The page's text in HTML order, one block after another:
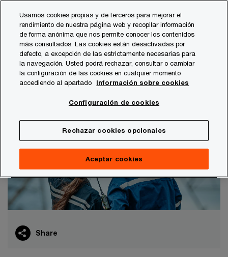
content
footer
Transacciones
actividad de M&A
Tendencias globales de la industria de
M&A: previsiones para 2023
Share
Usamos cookies propias y de terceros para mejorar el
rendimiento de nuestra página web y recopilar información
de forma anónima que nos permite conocer los contenidos
más consultados. Las cookies están desactivadas por
defecto, a excepción de las estrictamente necesarias para
la navegación. Usted podrá rechazar, consultar o cambiar
la configuración de las cookies en cualquier momento
accediendo al apartado
Información sobre cookies
Configuración de cookies
Rechazar cookies opcionales
Aceptar cookies